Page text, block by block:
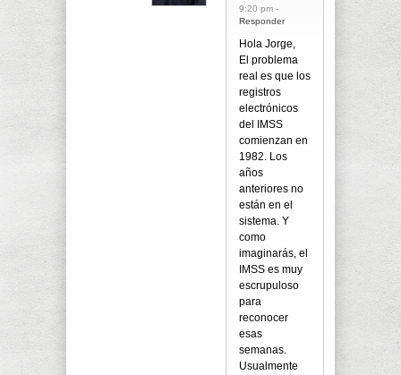
9:20 pm -
Responder
Hola Jorge,
El problema
real es que los
registros
electrónicos
del IMSS
comienzan en
1982. Los
años
anteriores no
están en el
sistema. Y
como
imaginarás, el
IMSS es muy
escrupuloso
para
reconocer
esas
semanas.
Usualmente